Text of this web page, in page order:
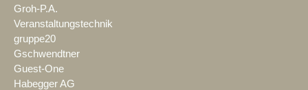
Groh-P.A.
Veranstaltungstechnik
gruppe20
Gschwendtner
Guest-One
Habegger AG